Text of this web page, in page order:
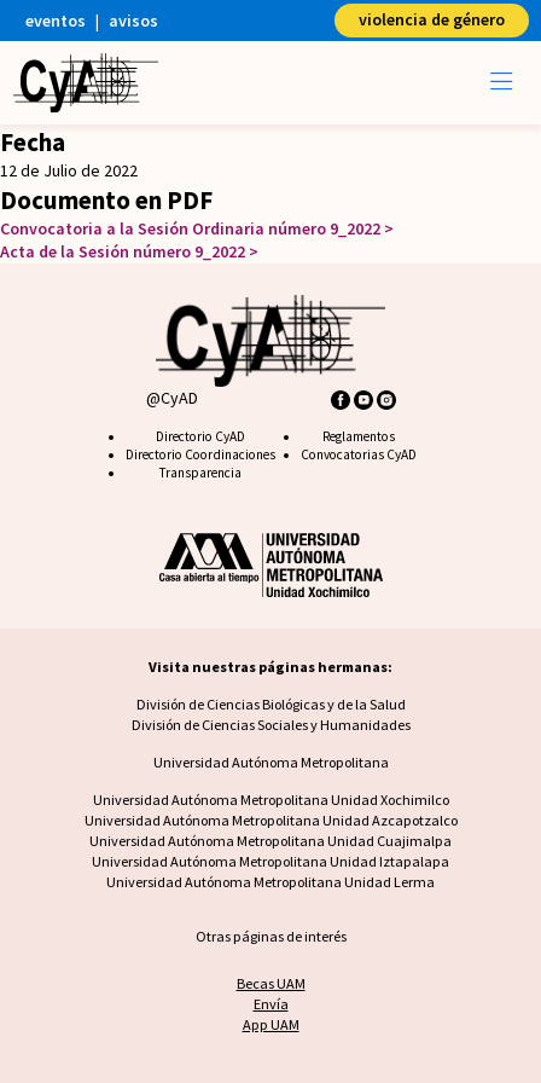
eventos | avisos violencia de género
Fecha
12 de Julio de 2022
Documento en PDF
Convocatoria a la Sesión Ordinaria número 9_2022
Acta de la Sesión número 9_2022
@CyAD
Footer CyAD
Directorio CyAD
Directorio Coordinaciones
Transparencia
Footer FAQ
Reglamentos
Convocatorias CyAD
Visita nuestras páginas hermanas:
Visita nuestras páginas hermanas
División de Ciencias Biológicas y de la Salud
División de Ciencias Sociales y Humanidades
Universidad Autónoma Metropolitana
Footer UAM unidad
Universidad Autónoma Metropolitana Unidad Xochimilco
Universidad Autónoma Metropolitana Unidad Azcapotzalco
Universidad Autónoma Metropolitana Unidad Cuajimalpa
Universidad Autónoma Metropolitana Unidad Iztapalapa
Universidad Autónoma Metropolitana Unidad Lerma
Otras páginas de interés
Becas UAM
Envía
App UAM